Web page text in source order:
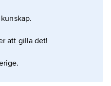
imperiet kom
att gilla det!